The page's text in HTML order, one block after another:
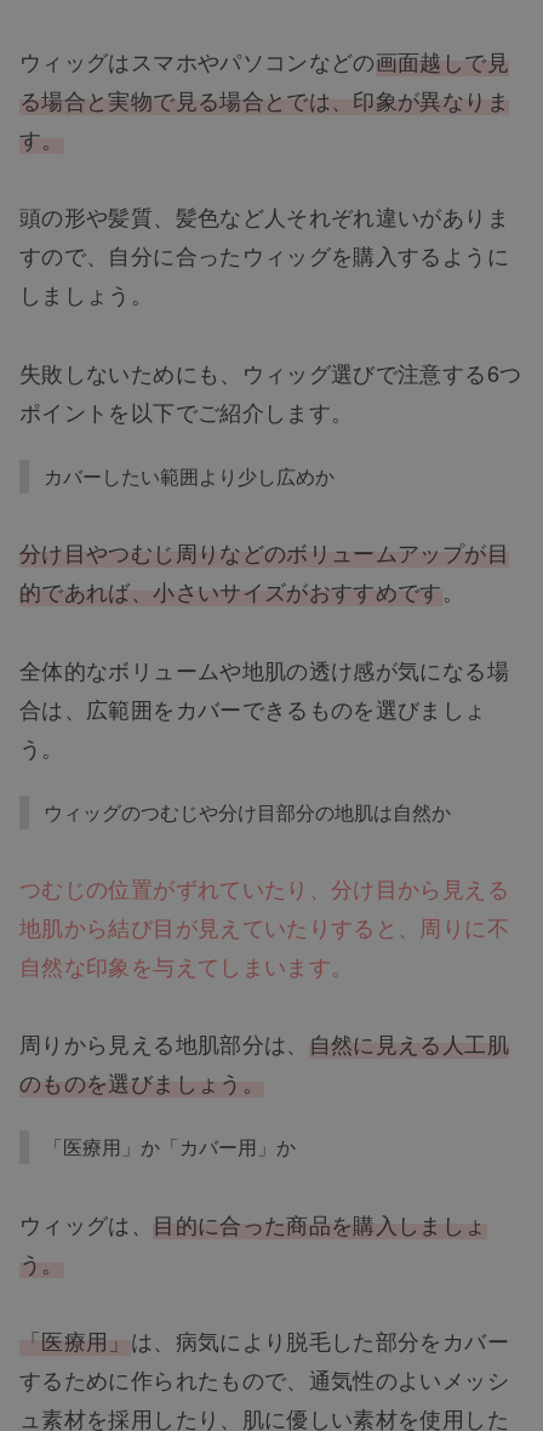
ウィッグはスマホやパソコンなどの画面越しで見
る場合と実物で見る場合とでは、印象が異なりま
す。
頭の形や髪質、髪色など人それぞれ違いがありま
すので、自分に合ったウィッグを購入するように
しましょう。
失敗しないためにも、ウィッグ選びで注意する6つ
ポイントを以下でご紹介します。
カバーしたい範囲より少し広めか
分け目やつむじ周りなどのボリュームアップが目
的であれば、小さいサイズがおすすめです。
全体的なボリュームや地肌の透け感が気になる場
合は、広範囲をカバーできるものを選びましょ
う。
ウィッグのつむじや分け目部分の地肌は自然か
つむじの位置がずれていたり、分け目から見える
地肌から結び目が見えていたりすると、周りに不
自然な印象を与えてしまいます。
周りから見える地肌部分は、 自然に見える人工肌
のものを選びましょう。
「医療用」か「カバー用」か
ウィッグは、 目的に合った商品を購入しましょ
う。
「医療用」 は、病気により脱毛した部分をカバー
するために作られたもので、通気性のよいメッシ
ュ素材を採用したり、肌に優しい素材を使用した